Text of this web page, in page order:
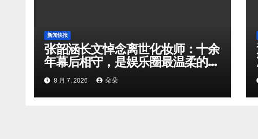
新闻快报
张韶涵长文悼念离世化妆师：十余
年幕后相守，是娱乐圈最温柔的双
向奔赴
8 月 7, 2026 朵朵